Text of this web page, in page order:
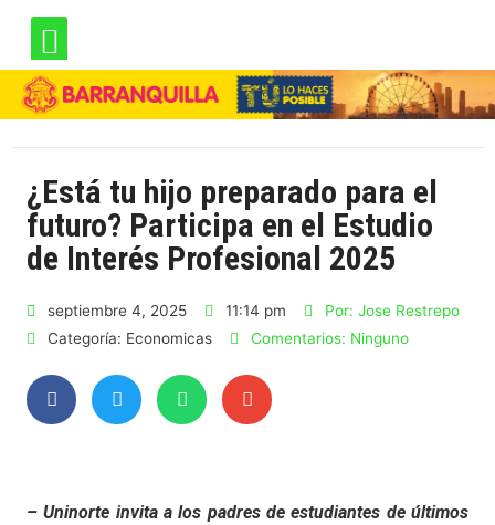
¿Está tu hijo preparado para el
futuro? Participa en el Estudio
de Interés Profesional 2025
septiembre 4, 2025 11:14 pm Por: Jose Restrepo
Categoría: Economicas Comentarios: Ninguno
– Uninorte invita a los padres de estudiantes de últimos